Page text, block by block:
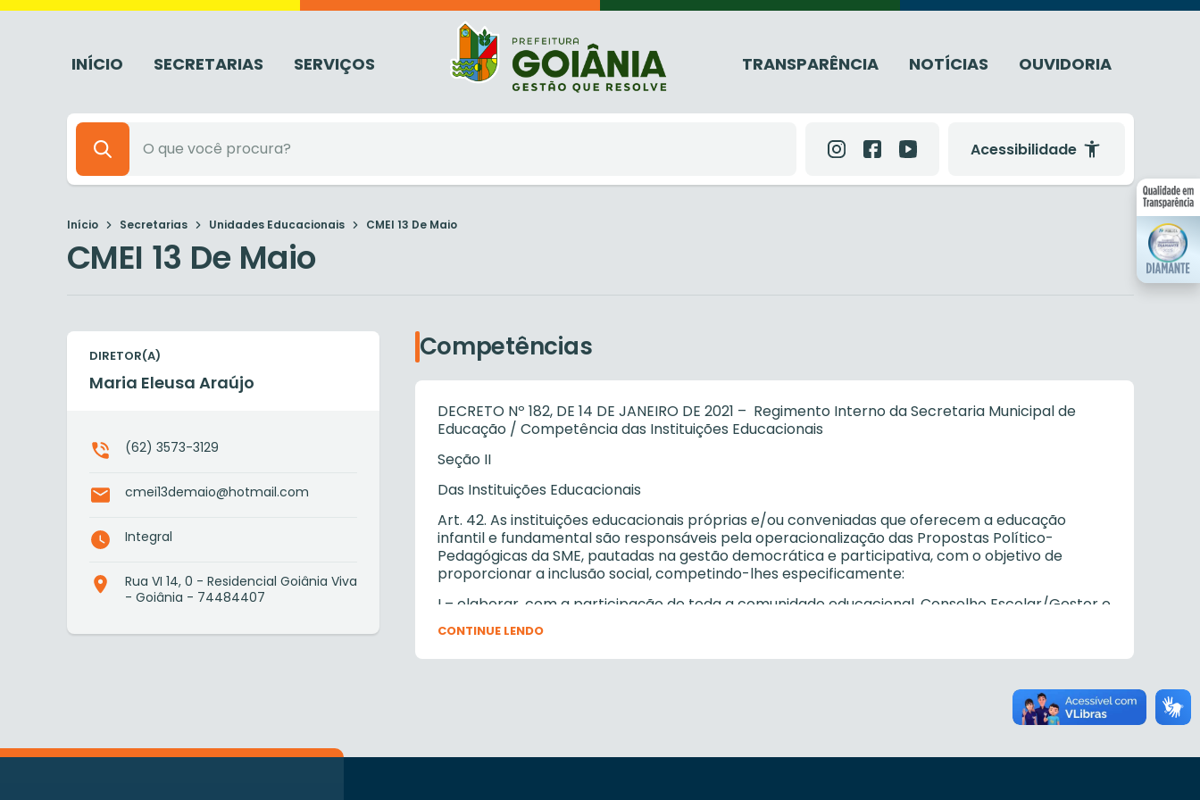
INÍCIO SECRETARIAS SERVIÇOS TRANSPARÊNCIA NOTÍCIAS OUVIDORIA
Acessibilidade
Início Secretarias Unidades Educacionais CMEI 13 De Maio
CMEI 13 De Maio
DIRETOR(A)
Maria Eleusa Araújo
(62) 3573-3129
cmei13demaio@hotmail.com
Integral
Rua VI 14, 0 - Residencial Goiânia Viva
- Goiânia - 74484407
Competências
DECRETO Nº 182, DE 14 DE JANEIRO DE 2021 – Regimento Interno da Secretaria Municipal de
Educação / Competência das Instituições Educacionais
Seção II
Das Instituições Educacionais
Art. 42. As instituições educacionais próprias e/ou conveniadas que oferecem a educação
infantil e fundamental são responsáveis pela operacionalização das Propostas Político-
Pedagógicas da SME, pautadas na gestão democrática e participativa, com o objetivo de
proporcionar a inclusão social, competindo-lhes especificamente:
I – elaborar, com a participação de toda a comunidade educacional, Conselho Escolar/Gestor e
Grêmios Estudantis, assessoradas pelas Coordenadorias Regionais de Educação, o seu Projeto
Político-Pedagógico com vistas a conquistar sua autonomia e democratizar o ensino dentro do
Plano de Ação definido e sob responsabilidade da SME;
II – elaborar, com participação de toda a comunidade educacional, Conselho Escolar/Gestor e
Grêmios Estudantis, assessorados pelas Coordenadorias Regionais de Educação, o seu
Regimento para posterior análise e aprovação do Conselho Municipal de Educação;
III – coordenar e articular todas as atividades pedagógicas e administrativas, em consonância
CONTINUE LENDO